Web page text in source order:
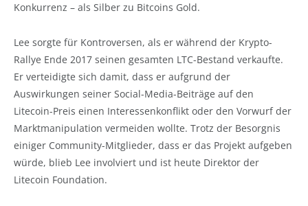
Konkurrenz – als Silber zu Bitcoins Gold.
Lee sorgte für Kontroversen, als er während der Krypto-
Rallye Ende 2017 seinen gesamten LTC-Bestand verkaufte.
Er verteidigte sich damit, dass er aufgrund der
Auswirkungen seiner Social-Media-Beiträge auf den
Litecoin-Preis einen Interessenkonflikt oder den Vorwurf der
Marktmanipulation vermeiden wollte. Trotz der Besorgnis
einiger Community-Mitglieder, dass er das Projekt aufgeben
würde, blieb Lee involviert und ist heute Direktor der
Litecoin Foundation.